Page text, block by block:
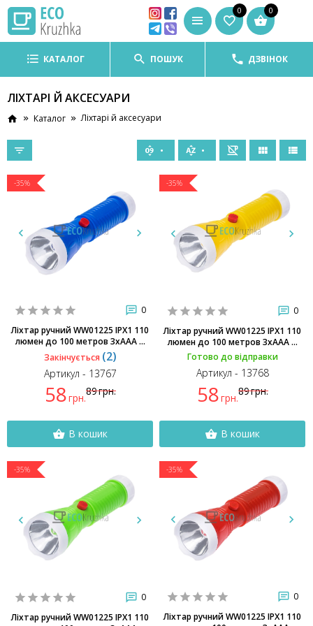
0 0
КАТАЛОГ ПОШУК ДЗВІНОК
ЛІХТАРІ Й АКСЕСУАРИ
Каталог Ліхтарі й аксесуари
-35%
0
Ліхтар ручний WW01225 IPX1 110
люмен до 100 метров 3хААA ...
Закінчується (2)
Артикул - 13767
58грн.
89грн.
В кошик
-35%
0
Ліхтар ручний WW01225 IPX1 110
люмен до 100 метров 3хААA ...
Готово до відправки
Артикул - 13768
58грн.
89грн.
В кошик
-35%
0
Ліхтар ручний WW01225 IPX1 110
-35%
0
Ліхтар ручний WW01225 IPX1 110